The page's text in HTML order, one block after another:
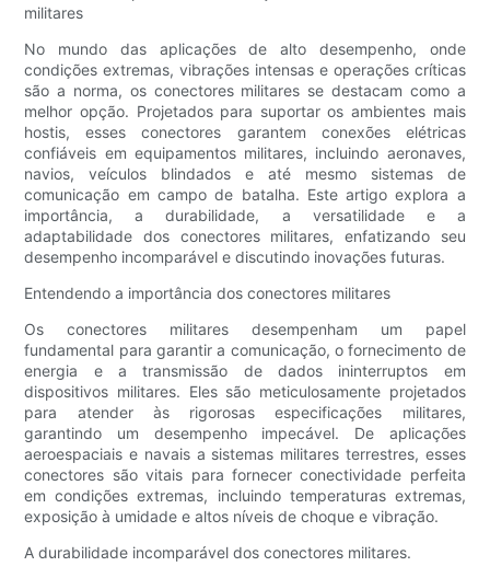
militares
No mundo das aplicações de alto desempenho, onde
condições extremas, vibrações intensas e operações críticas
são a norma, os conectores militares se destacam como a
melhor opção. Projetados para suportar os ambientes mais
hostis, esses conectores garantem conexões elétricas
confiáveis ​​em equipamentos militares, incluindo aeronaves,
navios, veículos blindados e até mesmo sistemas de
comunicação em campo de batalha. Este artigo explora a
importância, a durabilidade, a versatilidade e a
adaptabilidade dos conectores militares, enfatizando seu
desempenho incomparável e discutindo inovações futuras.
Entendendo a importância dos conectores militares
Os conectores militares desempenham um papel
fundamental para garantir a comunicação, o fornecimento de
energia e a transmissão de dados ininterruptos em
dispositivos militares. Eles são meticulosamente projetados
para atender às rigorosas especificações militares,
garantindo um desempenho impecável. De aplicações
aeroespaciais e navais a sistemas militares terrestres, esses
conectores são vitais para fornecer conectividade perfeita
em condições extremas, incluindo temperaturas extremas,
exposição à umidade e altos níveis de choque e vibração.
A durabilidade incomparável dos conectores militares.